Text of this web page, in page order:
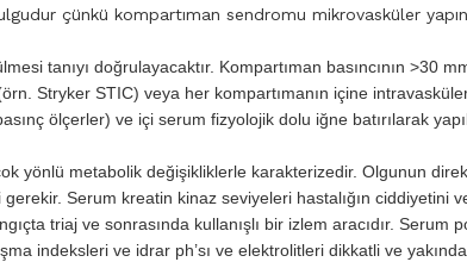
çünkü kompartıman sendromu mikrovasküler
tanıyı doğrulayacaktır. Kom­partıman basıncının >30
Stryker STIC) veya her kompartımanın içine
ölçerler) ve içi se­rum fizyolojik dolu iğne batırılarak
yönlü metabolik değişikliklerle karakterizedir. Olgunun
gerekir. Serum kreatin kinaz seviyeleri hastalığın ciddiye­tini
triaj ve sonrasında kullanışlı bir izlem aracıdır. Serum
indeksleri ve idrar ph’sı ve elektrolitleri dikkatli ve